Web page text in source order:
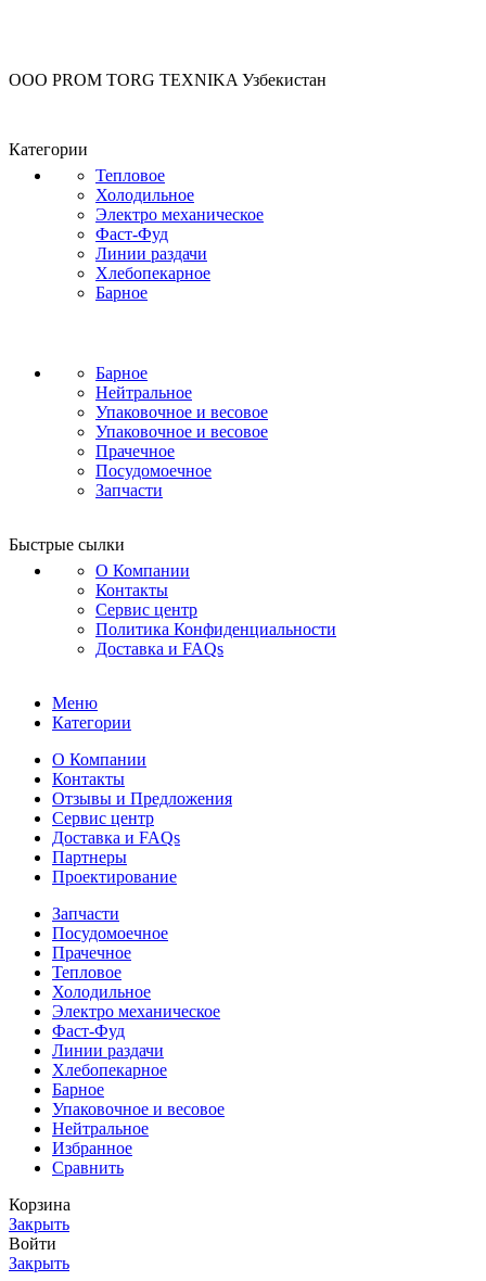
OOO PROM TORG TEXNIKA Узбекистан
Категории
Тепловое
Холодильное
Электро механическое
Фаст-Фуд
Линии раздачи
Хлебопекарное
Барное
Барное
Нейтральное
Упаковочное и весовое
Упаковочное и весовое
Прачечное
Посудомоечное
Запчасти
Быстрые сылки
О Компании
Контакты
Сервис центр
Политика Конфиденциальности
Доставка и FAQs
Меню
Категории
О Компании
Контакты
Отзывы и Предложения
Сервис центр
Доставка и FAQs
Партнеры
Проектирование
Запчасти
Посудомоечное
Прачечное
Тепловое
Холодильное
Электро механическое
Фаст-Фуд
Линии раздачи
Хлебопекарное
Барное
Упаковочное и весовое
Нейтральное
Избранное
Сравнить
Корзина
Закрыть
Войти
Закрыть